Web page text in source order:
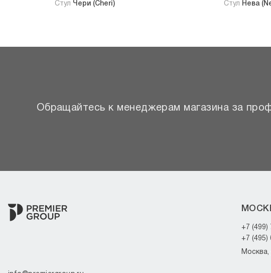
Стул Чери (Cheri) Стул Нева
Обращайтесь к менеджерам магазина за
+7 (499)
+7 (495)
Москва,